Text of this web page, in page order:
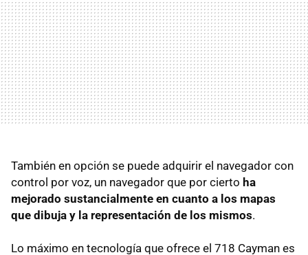
También en opción se puede adquirir el navegador con
control por voz, un navegador que por cierto ha
mejorado sustancialmente en cuanto a los mapas
que dibuja y la representación de los mismos.
Lo máximo en tecnología que ofrece el 718 Cayman es